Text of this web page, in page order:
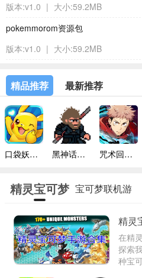
版本:v1.0 | 大小:59.2MB
pokemmorom资源包
版本:v1.0 | 大小:59.2MB
精品推荐 最新推荐
口袋妖怪模拟器手机版 黑神话悟空像素版内置菜单 咒术回战幻影巡游台服
精灵宝可梦 宝可梦联机游
精灵
在精
探索
种宝